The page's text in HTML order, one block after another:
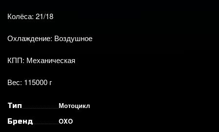
Колёса: 21/18
Охлаждение: Воздушное
КПП: Механическая
Вес: 115000 г
Тип Мотоцикл
Бренд OXO